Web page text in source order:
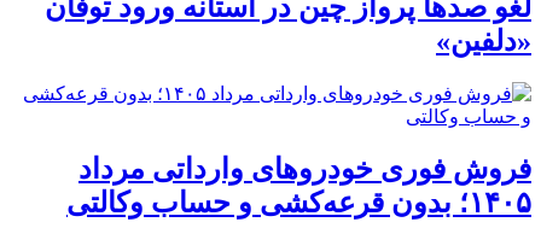
لغو صدها پرواز چین در آستانه ورود توفان
«دلفین»
فروش فوری خودروهای وارداتی مرداد
۱۴۰۵؛ بدون قرعه‌کشی و حساب وکالتی